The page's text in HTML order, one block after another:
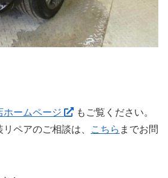
ホームページ
もご覧ください。
ペアのご相談は、
こちら までお問